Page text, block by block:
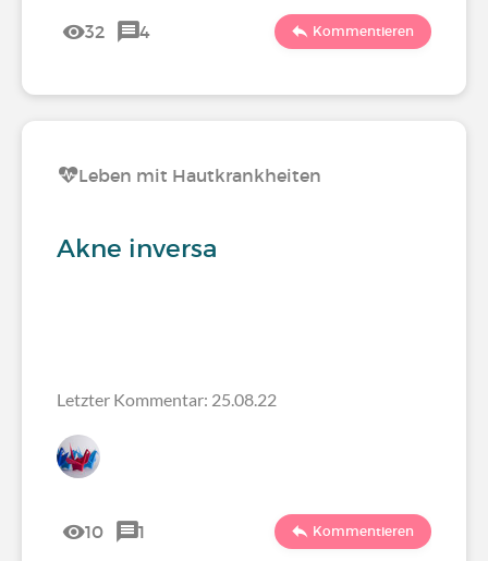
32 4 Kommentieren
Leben mit Hautkrankheiten
Akne inversa
Letzter Kommentar: 25.08.22
10 1 Kommentieren